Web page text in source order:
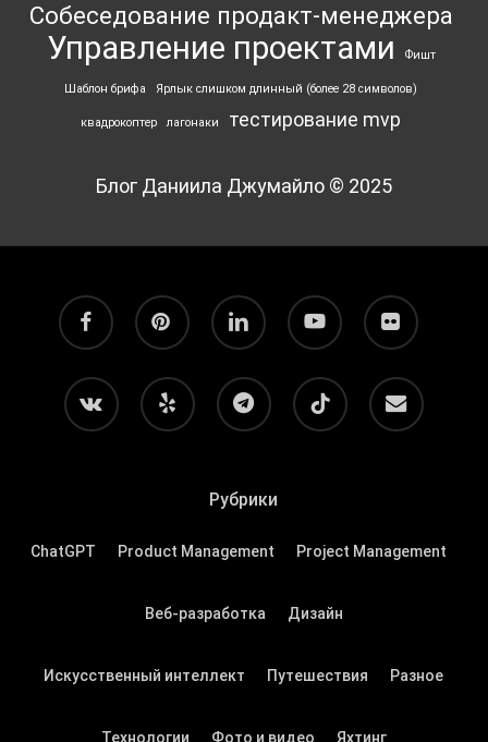
Собеседование продакт-менеджера
Управление проектами Фишт
Шаблон брифа Ярлык ‎слишком длинный (более 28 символов)
квадрокоптер лагонаки тестирование mvp
Блог Даниила Джумайло © 2025
facebook pinterest linkedin youtube flickr
vk yelp telegram tiktok email
Рубрики
ChatGPT Product Management Project Management
Веб-разработка Дизайн
Искусственный интеллект Путешествия Разное
Технологии Фото и видео Яхтинг